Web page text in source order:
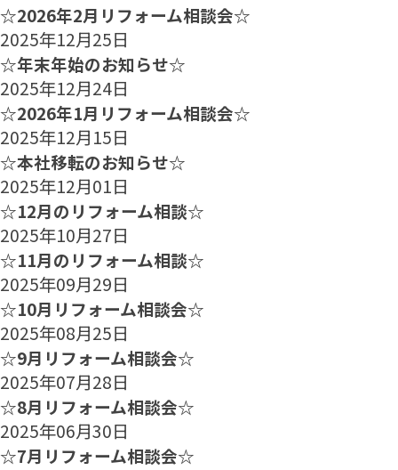
☆2026年2月リフォーム相談会☆
2025年12月25日
☆年末年始のお知らせ☆
2025年12月24日
☆2026年1月リフォーム相談会☆
2025年12月15日
☆本社移転のお知らせ☆
2025年12月01日
☆12月のリフォーム相談☆
2025年10月27日
☆11月のリフォーム相談☆
2025年09月29日
☆10月リフォーム相談会☆
2025年08月25日
☆9月リフォーム相談会☆
2025年07月28日
☆8月リフォーム相談会☆
2025年06月30日
☆7月リフォーム相談会☆